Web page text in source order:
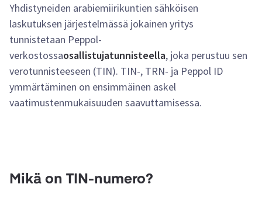
Yhdistyneiden arabiemiirikuntien sähköisen
laskutuksen järjestelmässä jokainen yritys
tunnistetaan Peppol-
verkostossaosallistujatunnisteella, joka perustuu sen
verotunnisteeseen (TIN). TIN-, TRN- ja Peppol ID
ymmärtäminen on ensimmäinen askel
vaatimustenmukaisuuden saavuttamisessa.
Mikä on TIN-numero?